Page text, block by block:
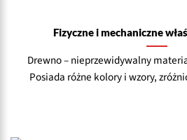
Fizyczne i mechaniczne
Drewno – nieprzewidywalny
Posiada różne kolory i wzory,